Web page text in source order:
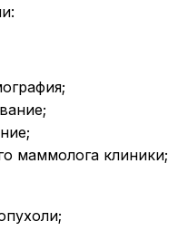
маммолога клиники;